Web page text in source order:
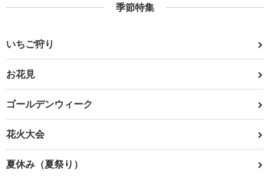
季節特集
いちご狩り
お花見
ゴールデンウィーク
花火大会
夏休み（夏祭り）